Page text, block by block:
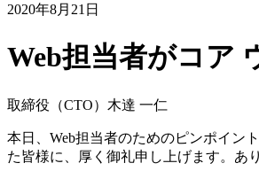
2020年8月21日
Web担当者がコア
取締役（CTO） 木達 一仁
本日、Web担当者のためのピンポイント
た皆様に、厚く御礼申し上げます。あ